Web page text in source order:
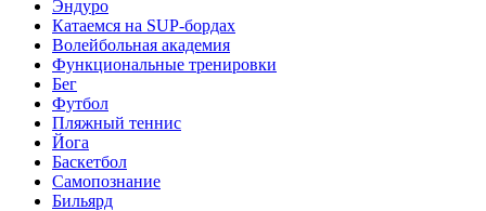
Эндуро
Катаемся на SUP-бордах
Волейбольная академия
Функциональные тренировки
Бег
Футбол
Пляжный теннис
Йога
Баскетбол
Самопознание
Бильярд